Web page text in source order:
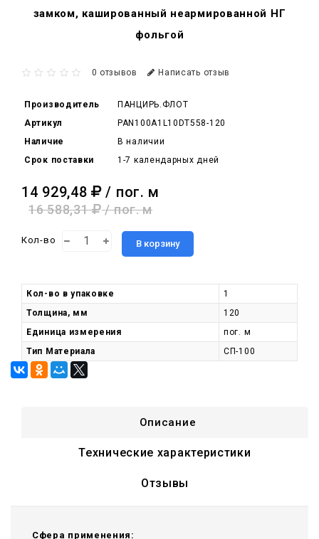
замком, кашированный неармированной НГ
фольгой
0 отзывов Написать отзыв
Производитель
ПАНЦИРЬ.ФЛОТ
Артикул
PAN100A1L10DT558-120
Наличие
В наличии
Срок поставки
1-7 календарных дней
14 929,48 / пог. м
16 588,31 / пог. м
Кол-во В корзину
Кол-во в упаковке
1
Толщина, мм
120
Единица измерения
пог. м
Тип Материала
СП-100
Описание
Технические характеристики
Отзывы
Сфера применения: